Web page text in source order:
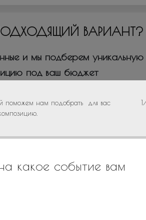
поможем нам подобрать для вас
какое событие вам
ВАРИАНТ?
и мы подберем уникальную
под ваш бюджет